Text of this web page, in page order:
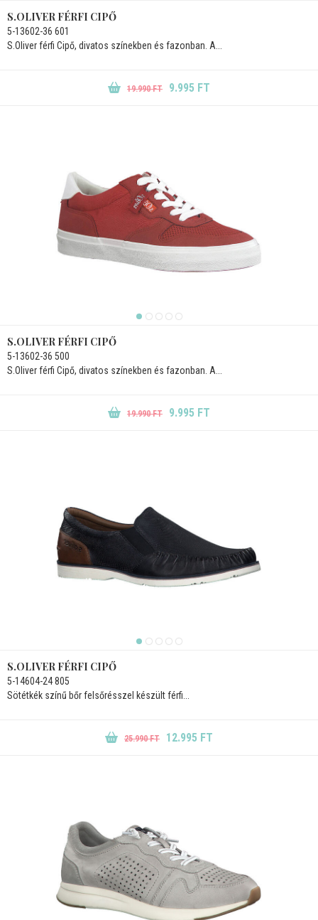
S.OLIVER FÉRFI CIPŐ
5-13602-36 601
S.Oliver férfi Cipő, divatos színekben és fazonban. A...
19.990 FT 9.995 FT
S.OLIVER FÉRFI CIPŐ
5-13602-36 500
S.Oliver férfi Cipő, divatos színekben és fazonban. A...
19.990 FT 9.995 FT
S.OLIVER FÉRFI CIPŐ
5-14604-24 805
Sötétkék színű bőr felsőrésszel készült férfi...
25.990 FT 12.995 FT